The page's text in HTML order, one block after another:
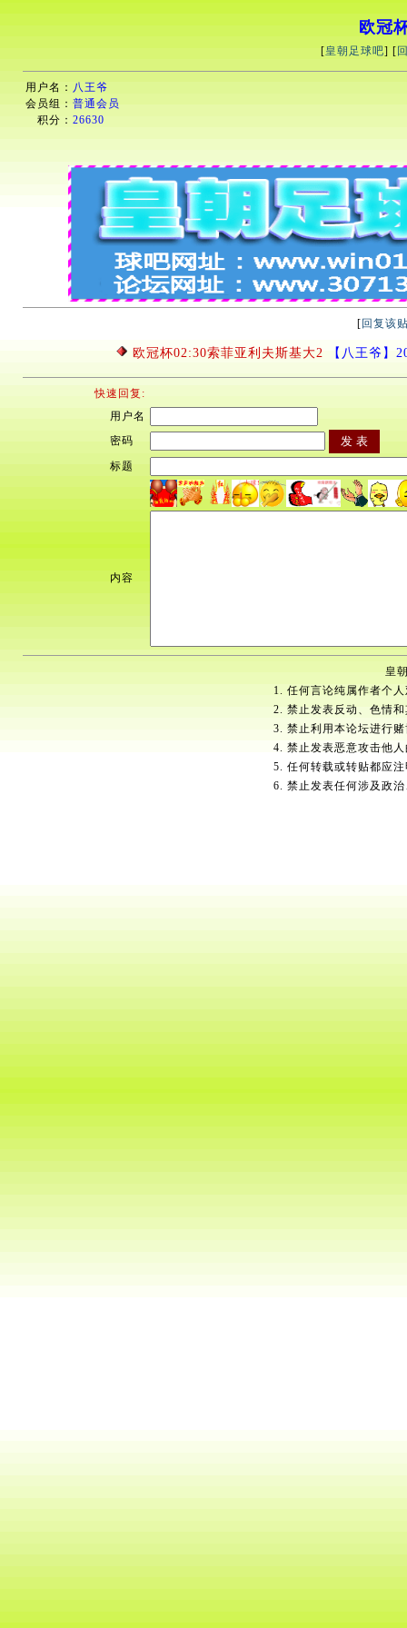
欧冠
[皇朝足球吧] [
用户名： 八王爷
会员组： 普通会员
积分： 26630
[ 回复该
欧冠杯02:30索菲亚利夫斯基大2 【八王爷】
快速回复:
用户名
密码
标题
内容
皇
1. 任何言论纯属作者个
2. 禁止发表反动、色情
3. 禁止利用本论坛进行
4. 禁止发表恶意攻击他
5. 任何转载或转贴都应
6. 禁止发表任何涉及政